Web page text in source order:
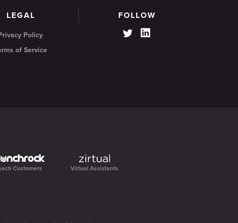
LEGAL
Policy
of Service
FOLLOW
Customers Virtual Assistants